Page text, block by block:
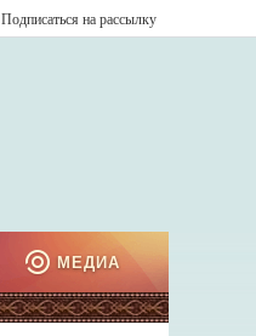
Подписаться на рассылку
МЕДИА